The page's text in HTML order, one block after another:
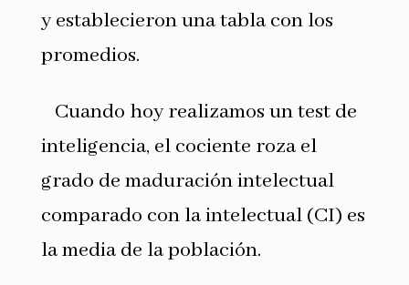
y establecieron una tabla con los
promedios.
Cuando hoy realizamos un test de
inteligencia, el cociente roza el
grado de maduración intelectual
comparado con la intelectual (CI) es
la media de la población.